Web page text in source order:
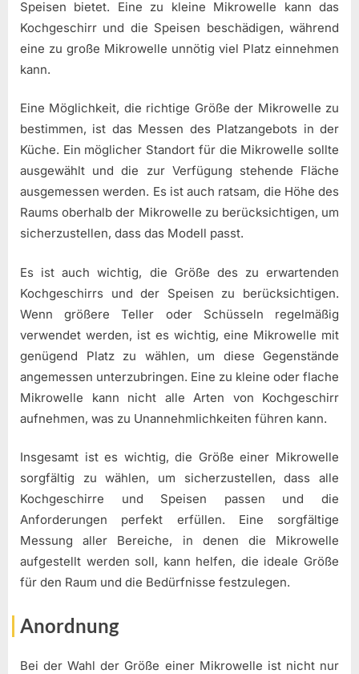
Speisen bietet. Eine zu kleine Mikrowelle kann das
Kochgeschirr und die Speisen beschädigen, während
eine zu große Mikrowelle unnötig viel Platz einnehmen
kann.
Eine Möglichkeit, die richtige Größe der Mikrowelle zu
bestimmen, ist das Messen des Platzangebots in der
Küche. Ein möglicher Standort für die Mikrowelle sollte
ausgewählt und die zur Verfügung stehende Fläche
ausgemessen werden. Es ist auch ratsam, die Höhe des
Raums oberhalb der Mikrowelle zu berücksichtigen, um
sicherzustellen, dass das Modell passt.
Es ist auch wichtig, die Größe des zu erwartenden
Kochgeschirrs und der Speisen zu berücksichtigen.
Wenn größere Teller oder Schüsseln regelmäßig
verwendet werden, ist es wichtig, eine Mikrowelle mit
genügend Platz zu wählen, um diese Gegenstände
angemessen unterzubringen. Eine zu kleine oder flache
Mikrowelle kann nicht alle Arten von Kochgeschirr
aufnehmen, was zu Unannehmlichkeiten führen kann.
Insgesamt ist es wichtig, die Größe einer Mikrowelle
sorgfältig zu wählen, um sicherzustellen, dass alle
Kochgeschirre und Speisen passen und die
Anforderungen perfekt erfüllen. Eine sorgfältige
Messung aller Bereiche, in denen die Mikrowelle
aufgestellt werden soll, kann helfen, die ideale Größe
für den Raum und die Bedürfnisse festzulegen.
Anordnung
Bei der Wahl der Größe einer Mikrowelle ist nicht nur